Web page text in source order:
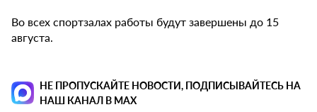
Во всех спортзалах работы будут завершены до 15
августа.
НЕ ПРОПУСКАЙТЕ НОВОСТИ, ПОДПИСЫВАЙТЕСЬ НА
НАШ КАНАЛ В MAX